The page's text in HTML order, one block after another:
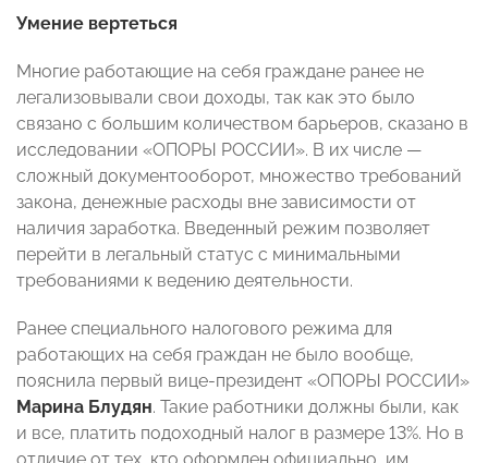
Умение вертеться
Многие работающие на себя граждане ранее не
легализовывали свои доходы, так как это было
связано с большим количеством барьеров, сказано в
исследовании «ОПОРЫ РОССИИ». В их числе —
сложный документооборот, множество требований
закона, денежные расходы вне зависимости от
наличия заработка. Введенный режим позволяет
перейти в легальный статус с минимальными
требованиями к ведению деятельности.
Ранее специального налогового режима для
работающих на себя граждан не было вообще,
пояснила первый вице-президент «ОПОРЫ РОССИИ»
Марина Блудян. Такие работники должны были, как
и все, платить подоходный налог в размере 13%. Но в